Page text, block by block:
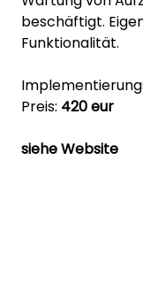
beschäftigt.
Funktionalität.
Preis: 420 eur
siehe Website